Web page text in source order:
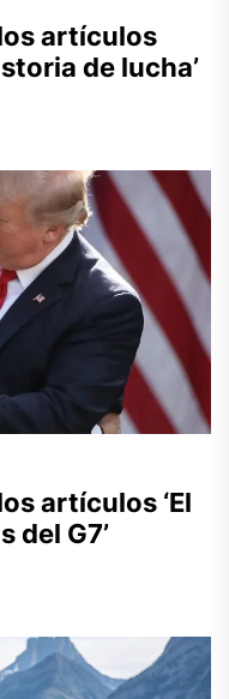
artículos
de lucha’
artículos ‘El
del G7’